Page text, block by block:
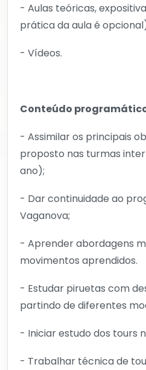
- Aulas teóricas,
prática da aula é
- Vídeos.
Conteúdo
- Assimilar os principais
proposto nas turmas
ano);
- Dar continuidade ao
Vaganova;
- Aprender abordagens
movimentos aprendidos.
- Estudar piruetas com
partindo de diferentes
- Iniciar estudo dos tours
- Trabalhar técnica de